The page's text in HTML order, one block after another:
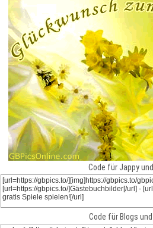
Code für Jappy und
Code für Blogs und